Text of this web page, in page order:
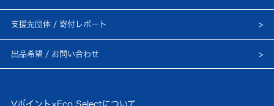
支援先団体 / 寄付レポート
出品希望 / お問い合わせ
Vポイント×Eco Selectについて